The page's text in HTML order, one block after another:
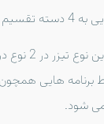
می شوند:
تیزر
برنامه هایی
شود.